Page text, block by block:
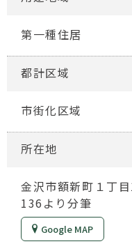
第一種住居
都計区域
市街化区域
所在地
金沢市額新町１丁
136より分筆
Google MAP